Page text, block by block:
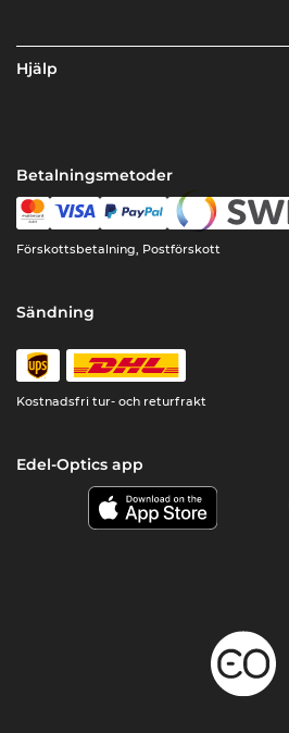
Hjälp
Betalningsmetoder
Förskottsbetalning, Postförskott
Sändning
Kostnadsfri tur- och returfrakt
Edel-Optics app